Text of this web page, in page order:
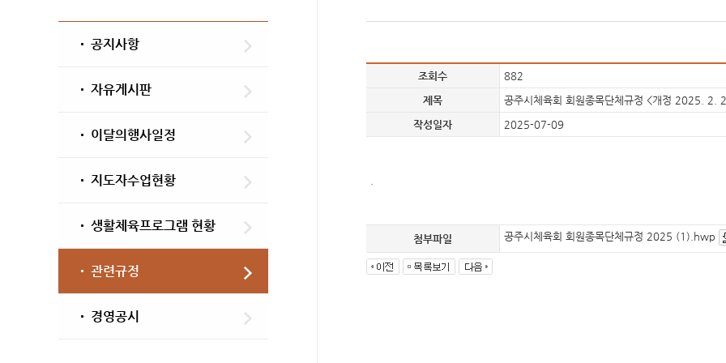
공지사항
자유게시판
이달의행사일정
지도자수업현황
생활체육프로그램 현황
관련규정
경영공시
조회수
882
제목
공주시체육회 회원종목단체규정 <개정 2025. 2.
작성일자
2025-07-09
첨부파일 공주시체육회 회원종목단체규정 2025 (1).hwp